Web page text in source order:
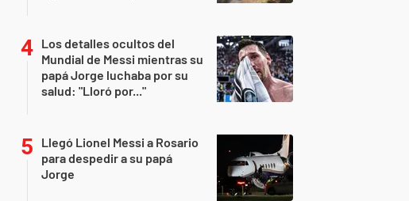
Los detalles ocultos del
Mundial de Messi mientras su
papá Jorge luchaba por su
salud: "Lloró por..."
Llegó Lionel Messi a Rosario
para despedir a su papá
Jorge